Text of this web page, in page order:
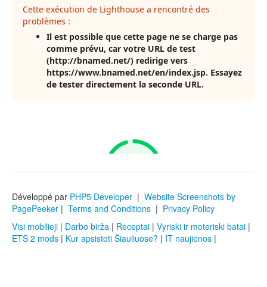
Développé par PHP5 Developer | Website Screenshots by
PagePeeker | Terms and Conditions | Privacy Policy
Visi mobilieji | Darbo birža | Receptai | Vyriski ir moteriski batai |
ETS 2 mods | Kur apsistoti Šiauliuose? | IT naujienos |